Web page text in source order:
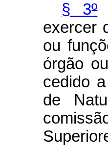
§ 3º
exercer
ou
órgão
cedido
de